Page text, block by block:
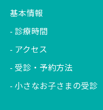
基本情報
診療時間
アクセス
受診・予約方法
小さなお子さまの受診